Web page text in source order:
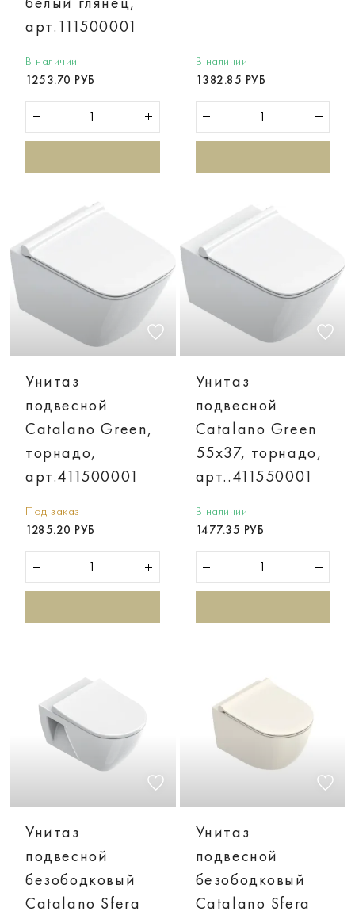
арт.111500001
В наличии
1253.70 РУБ
В наличии
1382.85 РУБ
Унитаз
подвесной
Catalano Green,
торнадо,
арт.411500001
Под заказ
1285.20 РУБ
Унитаз
подвесной
Catalano Green
55х37, торнадо,
арт..411550001
В наличии
1477.35 РУБ
Унитаз
подвесной
безободковый
Catalano Sfera
Унитаз
подвесной
безободковый
Catalano Sfera